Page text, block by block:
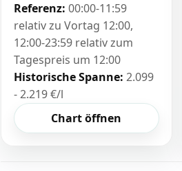
Referenz: 00:00-11:59
relativ zu Vortag 12:00,
12:00-23:59 relativ zum
Tagespreis um 12:00
Historische Spanne: 2.099
- 2.219 €/l
Chart öffnen